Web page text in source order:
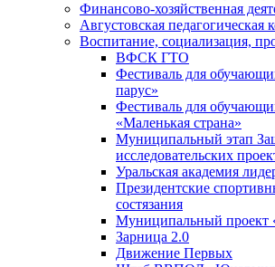
Финансово-хозяйственная
Августовская педагогическая
Воспитание, социализация,
ВФСК ГТО
Фестиваль для
парус»
Фестиваль для
«Маленькая страна»
Муниципальный этап
исследовательских
Уральская академия
Президентские
состязания
Муниципальный проект
Зарница 2.0
Движение Первых